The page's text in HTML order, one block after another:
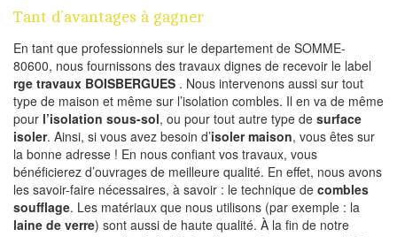
Tant d’avantages à gagner
En tant que professionnels sur le departement de SOMME-
80600, nous fournissons des travaux dignes de recevoir le label
rge travaux BOISBERGUES . Nous intervenons aussi sur tout
type de maison et même sur l’isolation combles. Il en va de même
pour l’isolation sous-sol, ou pour tout autre type de surface
isoler. Ainsi, si vous avez besoin d’isoler maison, vous êtes sur
la bonne adresse ! En nous confiant vos travaux, vous
bénéficierez d’ouvrages de meilleure qualité. En effet, nous avons
les savoir-faire nécessaires, à savoir : le technique de combles
soufflage. Les matériaux que nous utilisons (par exemple : la
laine de verre) sont aussi de haute qualité. À la fin de notre